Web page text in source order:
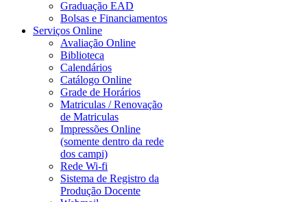
Graduação EAD
Bolsas e Financiamentos
Serviços Online
Avaliação Online
Biblioteca
Calendários
Catálogo Online
Grade de Horários
Matriculas / Renovação
de Matriculas
Impressões Online
(somente dentro da rede
dos campi)
Rede Wi-fi
Sistema de Registro da
Produção Docente